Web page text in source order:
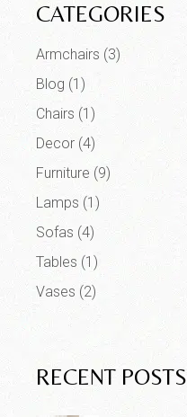
CATEGORIES
Armchairs (3)
Blog (1)
Chairs (1)
Decor (4)
Furniture (9)
Lamps (1)
Sofas (4)
Tables (1)
Vases (2)
RECENT POSTS